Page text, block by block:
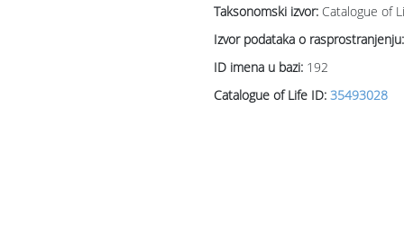
Taksonomski izvor: Catalogue of
Izvor podataka o rasprostranjenju:
ID imena u bazi: 192
Catalogue of Life ID: 35493028